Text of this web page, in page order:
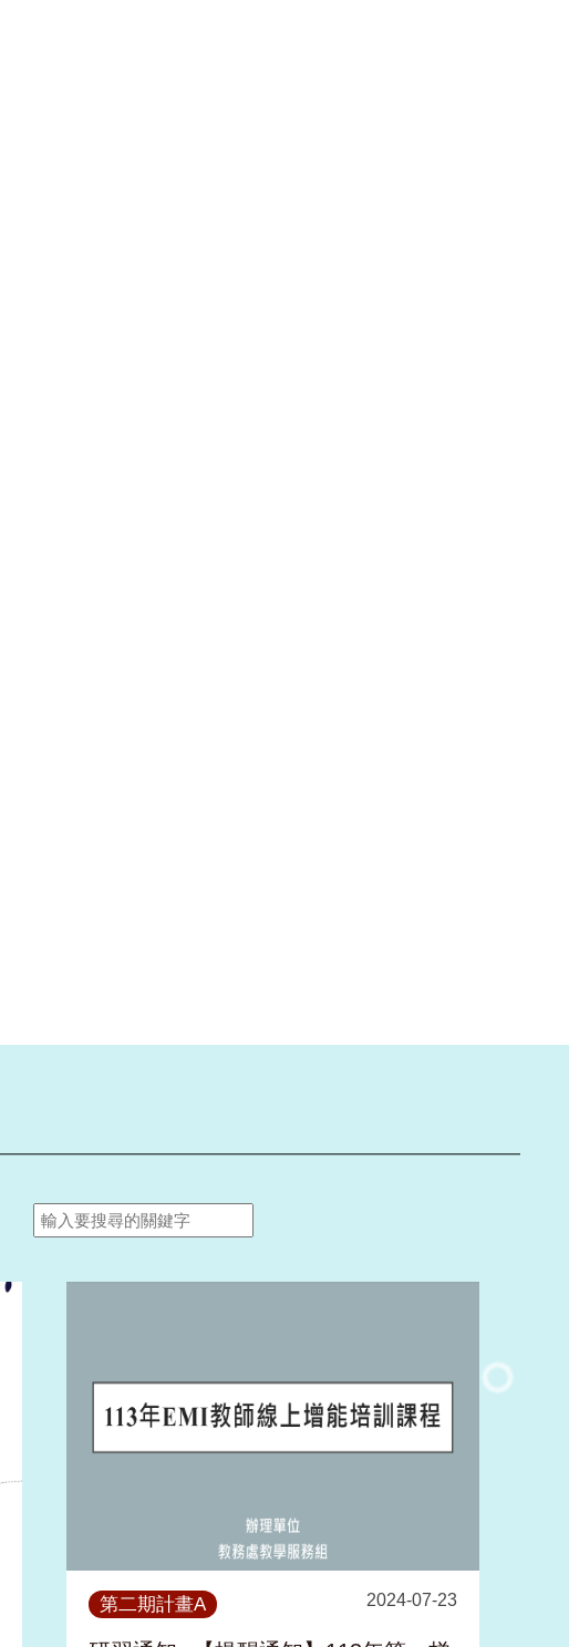
第二期計畫A 2024-07-23